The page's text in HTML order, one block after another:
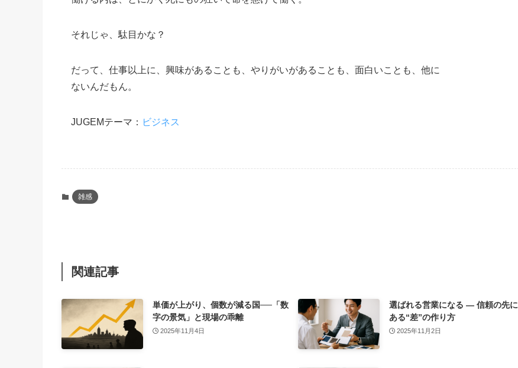
それじゃ、駄目かな？
だって、仕事以上に、興味があることも、やりがいがあることも、面白いことも、他に
ないんだもん。
JUGEMテーマ： ビジネス
雑感
関連記事
単価が上がり、個数が減る国──「数
字の景気」と現場の乖離
2025年11月4日
選ばれる営業になる ― 信頼の先に
ある“差”の作り方
2025年11月2日